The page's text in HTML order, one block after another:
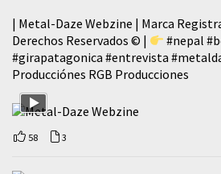
| Metal-Daze Webzine | Marca
Derechos Reservados © |
#nepal
#girapatagonica #entrevista
Producciónes RGB Producciones
58 3